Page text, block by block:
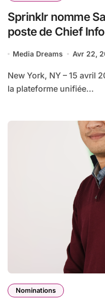
Sprinklr nomme
poste de Chief
Media Dreams Avr 22,
New York, NY – 15 avril 2025 – Sprinklr (NYSE : CXM),
la plateforme unifiée...
Nominations